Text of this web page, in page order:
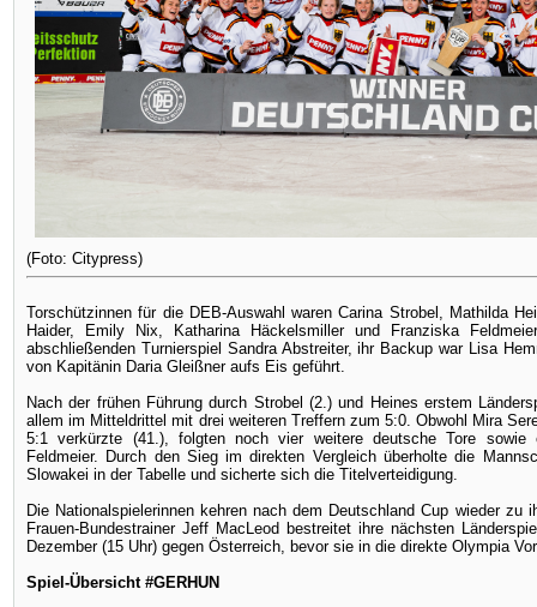
(Foto: Citypress)
Torschützinnen für die DEB-Auswahl waren Carina Strobel, Mathilda
Haider, Emily Nix, Katharina Häckelsmiller und Franziska
abschließenden Turnierspiel Sandra Abstreiter, ihr Backup war Lisa
von Kapitänin Daria Gleißner aufs Eis geführt.
Nach der frühen Führung durch Strobel (2.) und Heines erstem
allem im Mitteldrittel mit drei weiteren Treffern zum 5:0. Obwohl Mira
5:1 verkürzte (41.), folgten noch vier weitere deutsche Tore sowie
Feldmeier. Durch den Sieg im direkten Vergleich überholte die
Slowakei in der Tabelle und sicherte sich die Titelverteidigung.
Die Nationalspielerinnen kehren nach dem Deutschland Cup wieder zu
Frauen-Bundestrainer Jeff MacLeod bestreitet ihre nächsten
Dezember (15 Uhr) gegen Österreich, bevor sie in die direkte Olympia
Spiel-Übersicht #GERHUN